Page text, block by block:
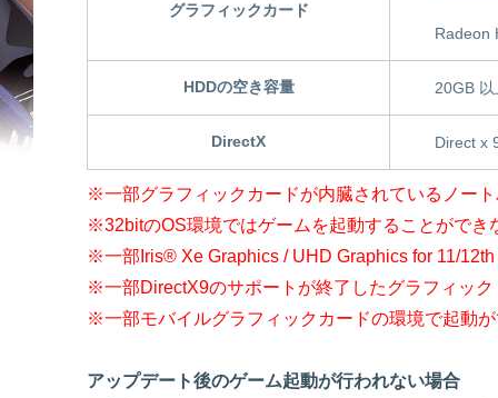
グラフィックカード
Radeon
HDDの空き容量 20GB 以
DirectX Direct x
※一部グラフィックカードが内臓されているノー
※32bitのOS環境ではゲームを起動することがで
※一部Iris® Xe Graphics / UHD Graphics for 11/
※一部DirectX9のサポートが終了したグラフィッ
※一部モバイルグラフィックカードの環境で起動
アップデート後のゲーム起動が行われない場合